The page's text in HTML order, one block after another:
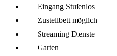
Eingang Stufenlos
Zustellbett möglich
Streaming Dienste
Garten